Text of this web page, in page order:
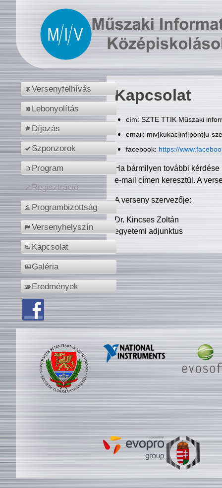
Versenyfelhívás
Lebonyolítás
Díjazás
Szponzorok
Program
Regisztráció
Programbizottság
Versenyhelyszín
Kapcsolat
Galéria
Eredmények
Kapcsolat
cím: SZTE TTIK Műszaki
email: miv[kukac]inf[pont]u-
facebook: https://
Ha bármilyen további
e-mail címen keresztül. A
A verseny szervezője:
Dr. Kincses Zoltán
egyetemi adjunktus